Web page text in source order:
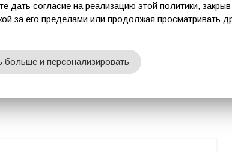
ПЕРЧАТКИ FULL GLOVES AERO
AERO
дать согласие на реализацию этой политики,
за его пределами или продолжая просматривать
больше и персонализировать